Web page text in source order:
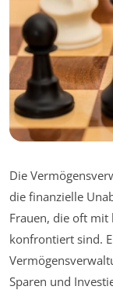
Die
die finanzielle
Frauen, die oft mit
konfrontiert sind.
Sparen und